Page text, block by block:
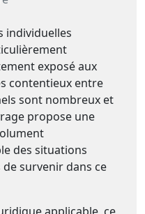
individuelles
exposé aux
contentieux entre
sont nombreux et
propose une
des situations
survenir dans ce